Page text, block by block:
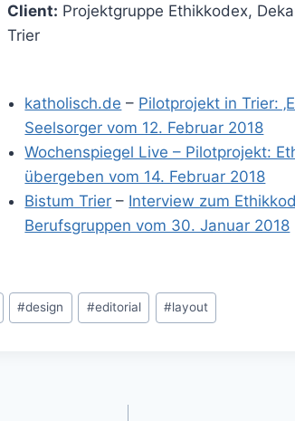
Client: Projektgruppe Ethikkodex,
Trier
katholisch.de – Pilotprojekt in Trier:
Seelsorger vom 12. Februar 2018
Wochenspiegel Live – Pilotprojekt:
übergeben vom 14. Februar 2018
Bistum Trier – Interview zum
Berufsgruppen vom 30. Januar 2018
#design #editorial #layout